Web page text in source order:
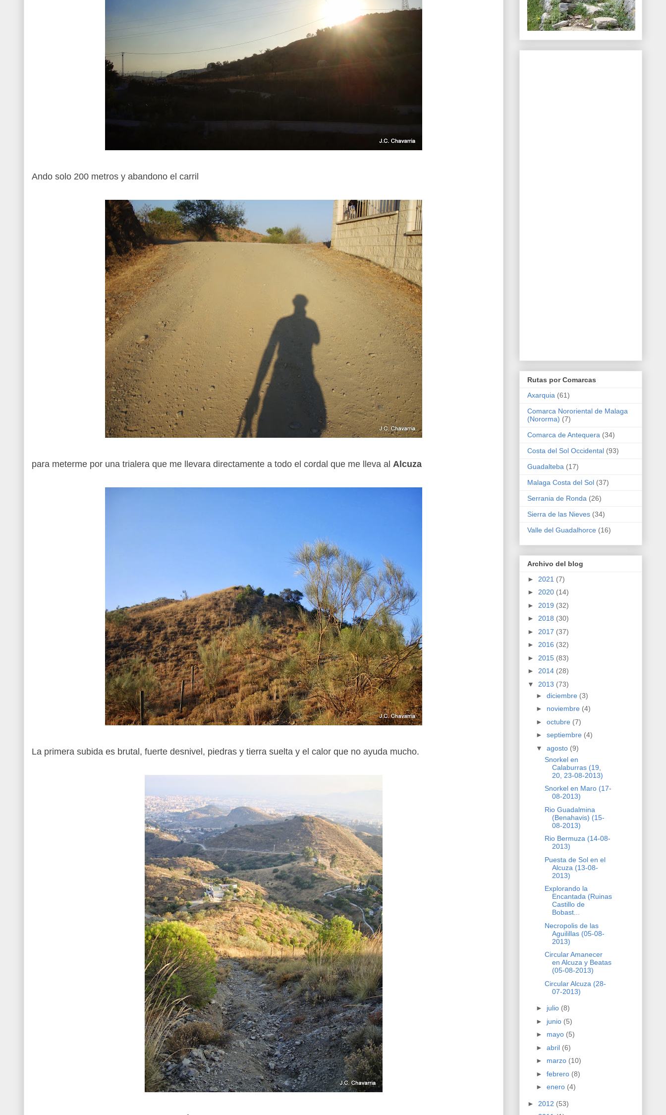
Ando solo 200 metros y abandono el carril
para meterme por una trialera que me llevara directamente a todo el cordal que me lleva al Alcuza
La primera subida es brutal, fuerte desnivel, piedras y tierra suelta y el calor que no ayuda mucho.
Rutas por Comarcas
Axarquia (61)
Comarca Nororiental de Malaga
(Nororma) (7)
Comarca de Antequera (34)
Costa del Sol Occidental (93)
Guadalteba (17)
Malaga Costa del Sol (37)
Serrania de Ronda (26)
Sierra de las Nieves (34)
Valle del Guadalhorce (16)
Archivo del blog
► 2021 (7)
► 2020 (14)
► 2019 (32)
► 2018 (30)
► 2017 (37)
► 2016 (32)
► 2015 (83)
► 2014 (28)
▼ 2013 (73)
► diciembre (3)
► noviembre (4)
► octubre (7)
► septiembre (4)
▼ agosto (9)
Snorkel en
Calaburras (19,
20, 23-08-2013)
Snorkel en Maro (17-
08-2013)
Rio Guadalmina
(Benahavis) (15-
08-2013)
Rio Bermuza (14-08-
2013)
Puesta de Sol en el
Alcuza (13-08-
2013)
Explorando la
Encantada (Ruinas
Castillo de
Bobast...
Necropolis de las
Aguilillas (05-08-
2013)
Circular Amanecer
en Alcuza y Beatas
(05-08-2013)
Circular Alcuza (28-
07-2013)
► julio (8)
► junio (5)
► mayo (5)
► abril (6)
► marzo (10)
► febrero (8)
► enero (4)
► 2012 (53)